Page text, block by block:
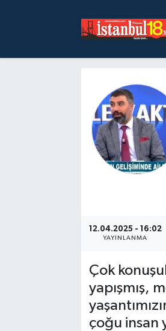
12.04.2025 - 16:02
YAYINLANMA
Çok
yapışmış,
çoğu insan